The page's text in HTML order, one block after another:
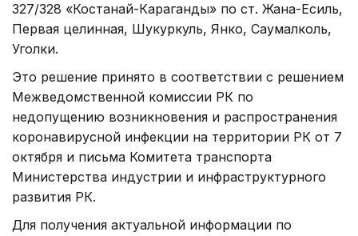
327/328 «Костанай-Караганды» по ст. Жана-Есиль,
Первая целинная, Шукуркуль, Янко, Саумалколь,
Уголки.
Это решение принято в соответствии с решением
Межведомственной комиссии РК по
недопущению возникновения и распространения
коронавирусной инфекции на территории РК от 7
октября и письма Комитета транспорта
Министерства индустрии и инфраструктурного
развития РК.
Для получения актуальной информации по